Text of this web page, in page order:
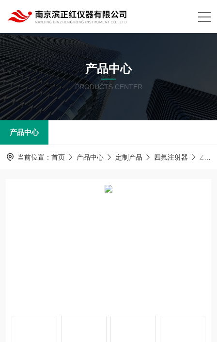
产品中心
PRODUCTS CENTER
产品中心
当前位置： 首页 产品中心 定制产品 四氟注射器 ZHPTFE四氟注射器100ml250ml500ml都可加工